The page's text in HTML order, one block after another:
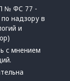
№ ФС 77 -
надзору в
и
с мнением